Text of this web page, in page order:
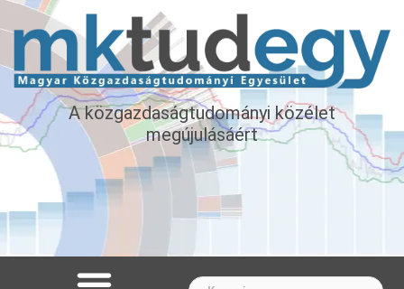
A közgazdaságtudományi közélet
megújulásáért